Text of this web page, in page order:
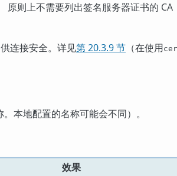
则上不需要列出签名服务器证书的
连接安全。详见第 20.3.9 节 （在使用
本地配置的名称可能会不同）。
效果